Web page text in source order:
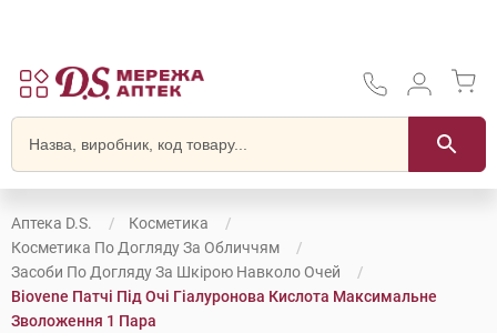
Аптека D.S.
Косметика
Косметика По Догляду За Обличчям
Засоби По Догляду За Шкірою Навколо Очей
Biovene Патчі Під Очі Гіалуронова Кислота Максимальне
Зволоження 1 Пара